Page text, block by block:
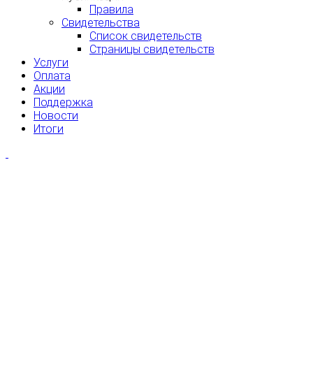
Правила
Свидетельства
Список свидетельств
Страницы свидетельств
Услуги
Оплата
Акции
Поддержка
Новости
Итоги